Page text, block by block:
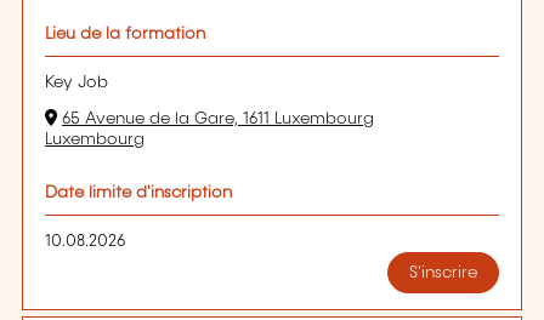
Lieu de la formation
Key Job
65 Avenue de la Gare, 1611 Luxembourg
Luxembourg
Date limite d'inscription
10.08.2026
S'inscrire